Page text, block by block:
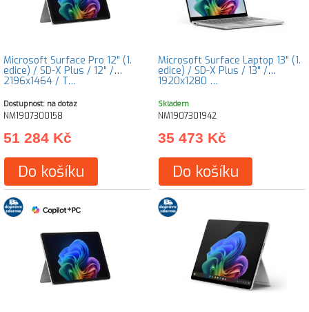
Microsoft Surface Pro 12" (1.
edice) / SD-X Plus / 12" /
2196x1464 / T…
Dostupnost: na dotaz
NM1907300158
51 284 Kč
Do košíku
Microsoft Surface Laptop 13" (1.
edice) / SD-X Plus / 13" /
1920x1280 …
Skladem
NM1907301942
35 473 Kč
Do košíku